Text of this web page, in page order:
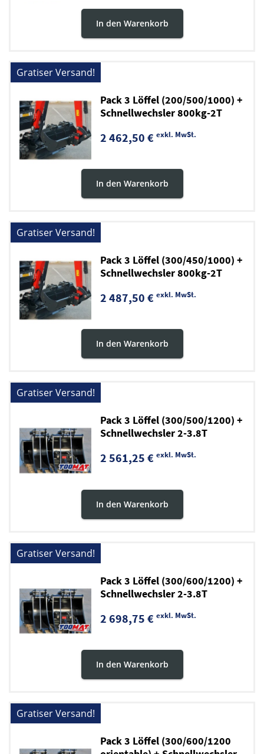
In den Warenkorb
Gratiser Versand!
Pack 3 Löffel (200/500/1000) +
Schnellwechsler 800kg-2T
2 462,50 €exkl. MwSt.
In den Warenkorb
Gratiser Versand!
Pack 3 Löffel (300/450/1000) +
Schnellwechsler 800kg-2T
2 487,50 €exkl. MwSt.
In den Warenkorb
Gratiser Versand!
Pack 3 Löffel (300/500/1200) +
Schnellwechsler 2-3.8T
2 561,25 €exkl. MwSt.
In den Warenkorb
Gratiser Versand!
Pack 3 Löffel (300/600/1200) +
Schnellwechsler 2-3.8T
2 698,75 €exkl. MwSt.
In den Warenkorb
Gratiser Versand!
Pack 3 Löffel (300/600/1200